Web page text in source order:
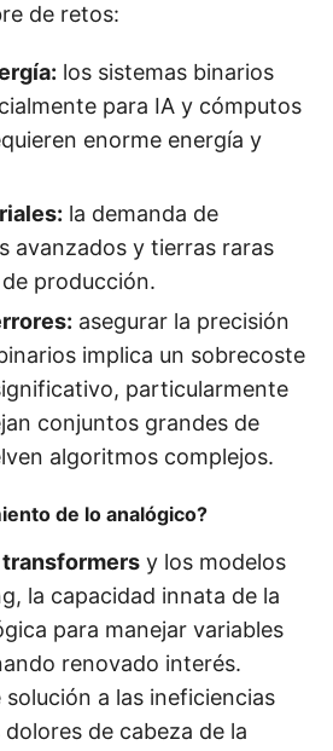
de retos:
los sistemas binarios
para IA y cómputos
enorme energía y
la demanda de
avanzados y tierras raras
producción.
asegurar la precisión
implica un sobrecoste
particularmente
conjuntos grandes de
algoritmos complejos.
de lo analógico?
transformers y los modelos
la capacidad innata de la
para manejar variables
renovado interés.
a las ineficiencias
de cabeza de la